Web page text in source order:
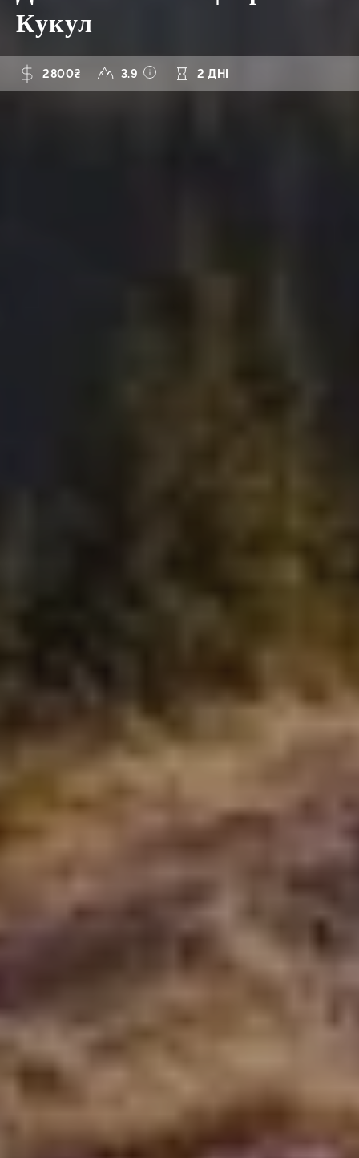
Кукул
2800₴ 3.9 2 ДНІ